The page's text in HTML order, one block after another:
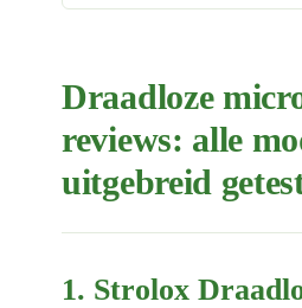
Draadloze
reviews: alle
uitgebreid
1. Strolox